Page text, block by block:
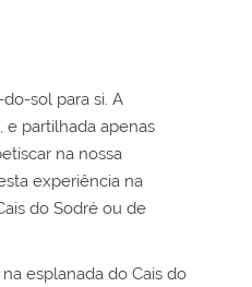
sol para si. A
e partilhada apenas
na nossa
experiência na
do Sodré ou de
esplanada do Cais do